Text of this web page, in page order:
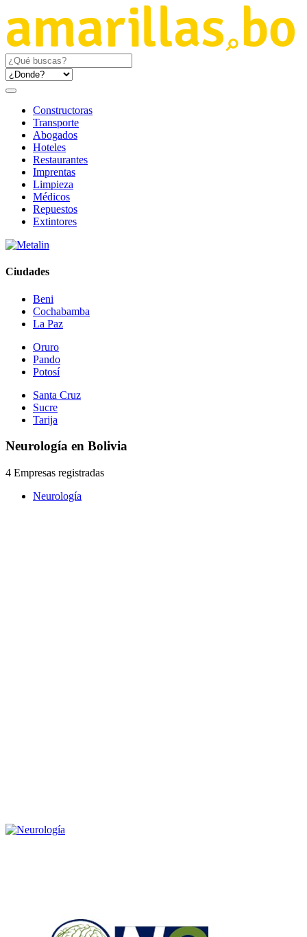
Constructoras
Transporte
Abogados
Hoteles
Restaurantes
Imprentas
Limpieza
Médicos
Repuestos
Extintores
Ciudades
Beni
Cochabamba
La Paz
Oruro
Pando
Potosí
Santa Cruz
Sucre
Tarija
Neurología en Bolivia
4 Empresas registradas
Neurología